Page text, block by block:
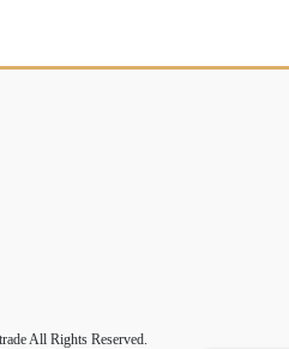
All Rights Reserved.